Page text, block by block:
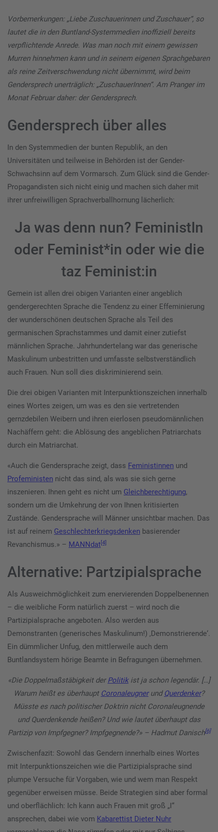
Vorbemerkungen: „Liebe Zuschauerinnen und Zuschauer“, so
lautet die in den Buntland-Systemmedien inoffiziell bereits
verpflichtende Anrede. Was man noch mit einem gewissen
Murren hinnehmen kann und in seinem eigenen Sprachgebaren
als reine Zeitverschwendung nicht übernimmt, wird beim
Gendersprech unerträglich: „ZuschauerInnen“. Am Pranger im
Monat Februar daher: der Gendersprech.
Gendersprech über alles
In den Systemmedien der bunten Republik, an den
Universitäten und teilweise in Behörden ist der Gender-
Schwachsinn auf dem Vormarsch. Zum Glück sind die Gender-
Propagandisten sich nicht einig und machen sich daher mit
ihrer unfreiwilligen Sprachverballhornung lächerlich:
Ja was denn nun? FeministIn
oder Feminist*in oder wie die
taz Feminist:in
Gemein ist allen drei obigen Varianten einer angeblich
gendergerechten Sprache die Tendenz zu einer Effeminierung
der wunderschönen deutschen Sprache als Teil des
germanischen Sprachstammes und damit einer zutiefst
männlichen Sprache. Jahrhundertelang war das generische
Maskulinum unbestritten und umfasste selbstverständlich
auch Frauen. Nun soll dies diskriminierend sein.
Die drei obigen Varianten mit Interpunktionszeichen innerhalb
eines Wortes zeigen, um was es den sie vertretenden
gernzdebilen Weibern und ihren eierlosen pseudomännlichen
Nachäffern geht: die Ablösung des angeblichen Patriarchats
durch ein Matriarchat.
«Auch die Gendersprache zeigt, dass Feministinnen und
Profeministen nicht das sind, als was sie sich gerne
inszenieren. Ihnen geht es nicht um Gleichberechtigung,
sondern um die Umkehrung der von Ihnen kritisierten
Zustände. Gendersprache will Männer unsichtbar machen. Das
ist auf reinem Geschlechter­kriegs­denken basierender
Revanchismus.» – MANNdat[4]
Alternative: Partzipialsprache
Als Ausweichmöglichkeit zum enervierenden Doppelbenennen
– die weibliche Form natürlich zuerst – wird noch die
Partizipialsprache angeboten. Also werden aus
Demonstranten (generisches Maskulinum!) ‚Demonstrierende‘.
Ein dümmlicher Unfug, den mittlerweile auch dem
Buntlandsystem hörige Beamte in Befragungen übernehmen.
«Die Doppelmaßstäbigkeit derPolitikist ja schon legendär. […]
Warum heißt es überhaupt Coronaleugnerund Querdenker?
Müsste es nach politischer Doktrin nicht Coronaleugnende
und Querdenkende heißen? Und wie lautet überhaupt das
Partizip von Impfgegner? Impfgegnende?» – Hadmut Danisch[6]
Zwischenfazit: Sowohl das Gendern innerhalb eines Wortes
mit Interpunktionszeichen wie die Partizipialsprache sind
plumpe Versuche für Vorgaben, wie und wem man Respekt
gegenüber erweisen müsse. Beide Strategien sind aber formal
und oberflächlich: Ich kann auch Frauen mit groß „I“
ansprechen, dabei wie vom Kabarettist Dieter Nuhr